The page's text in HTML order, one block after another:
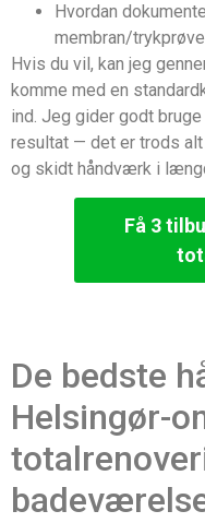
Hvordan
membran/
Hvis du vil, kan jeg
komme med en
ind. Jeg gider godt
resultat — det er trods
og skidt håndværk i
Få 3
De bedste
Helsingør-